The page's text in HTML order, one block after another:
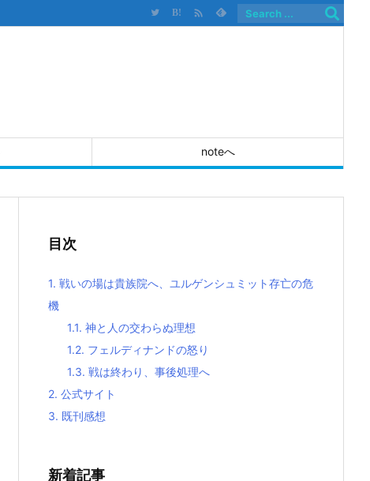
noteへ
B! 
目次
1. 戦いの場は貴族院へ、ユルゲンシュミット存亡の危
機
1.1. 神と人の交わらぬ理想
1.2. フェルディナンドの怒り
1.3. 戦は終わり、事後処理へ
2. 公式サイト
3. 既刊感想
新着記事